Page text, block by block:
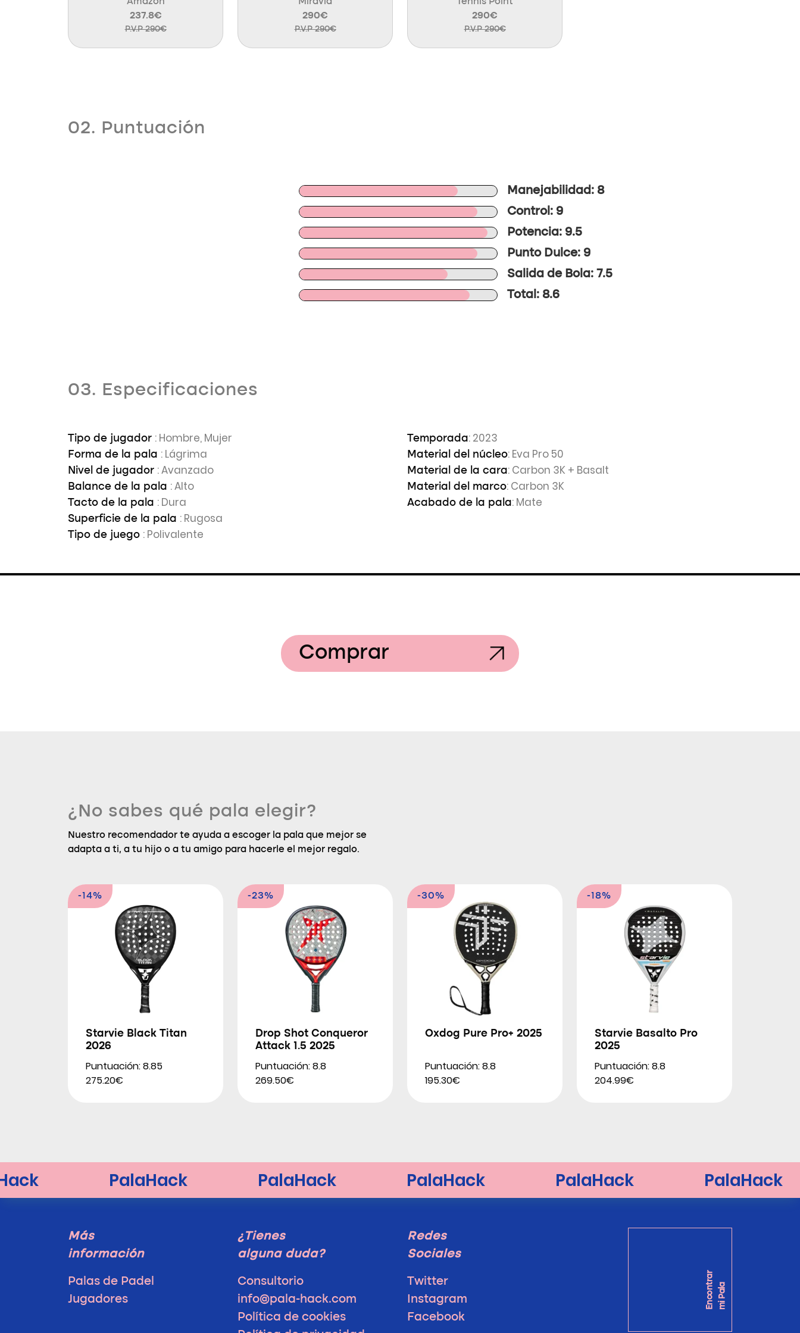
237.8€
P.V.P 290€
290€
P.V.P 290€
290€
P.V.P 290€
02. Puntuación
Manejabilidad: 8
Control: 9
Potencia: 9.5
Punto Dulce: 9
Salida de Bola: 7.5
Total: 8.6
03. Especificaciones
Tipo de jugador : Hombre, Mujer
Forma de la pala : Lágrima
Nivel de jugador : Avanzado
Balance de la pala : Alto
Tacto de la pala : Dura
Superficie de la pala : Rugosa
Tipo de juego : Polivalente
Temporada: 2023
Material del núcleo: Eva Pro 50
Material de la cara: Carbon 3K + Basalt
Material del marco: Carbon 3K
Acabado de la pala: Mate
Comprar
¿No sabes qué pala elegir?
Nuestro recomendador te ayuda a escoger la pala que mejor se
adapta a ti, a tu hijo o a tu amigo para hacerle el mejor regalo.
-14%
Starvie Black Titan
2026
Puntuación: 8.85
275.20€
-23%
Drop Shot Conqueror
Attack 1.5 2025
Puntuación: 8.8
269.50€
-30%
Oxdog Pure Pro+ 2025
Puntuación: 8.8
195.30€
-18%
Starvie Basalto Pro
2025
Puntuación: 8.8
204.99€
Más
información
Palas de Padel
Jugadores
¿Tienes
alguna duda?
Consultorio
info@pala-hack.com
Política de cookies
Redes
Sociales
Twitter
Instagram
Facebook